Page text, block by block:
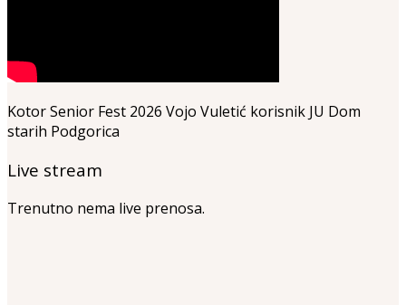
Kotor Senior Fest 2026 Vojo Vuletić korisnik JU Dom
starih Podgorica
Live stream
Trenutno nema live prenosa.